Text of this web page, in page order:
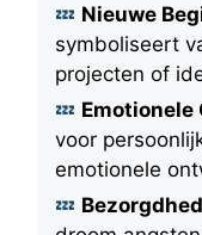
Nieuwe
symboliseert
projecten of
Emotionele
voor
emotionele